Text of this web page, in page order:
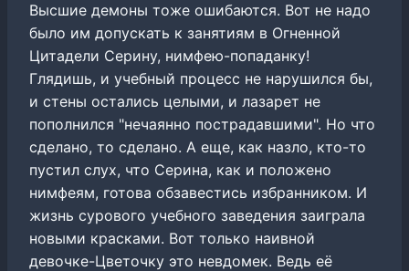
Высшие демоны тоже ошибаются. Вот не надо
было им допускать к занятиям в Огненной
Цитадели Серину, нимфею-попаданку!
Глядишь, и учебный процесс не нарушился бы,
и стены остались целыми, и лазарет не
пополнился "нечаянно пострадавшими". Но что
сделано, то сделано. А еще, как назло, кто-то
пустил слух, что Серина, как и положено
нимфеям, готова обзавестись избранником. И
жизнь сурового учебного заведения заиграла
новыми красками. Вот только наивной
девочке-Цветочку это невдомек. Ведь её